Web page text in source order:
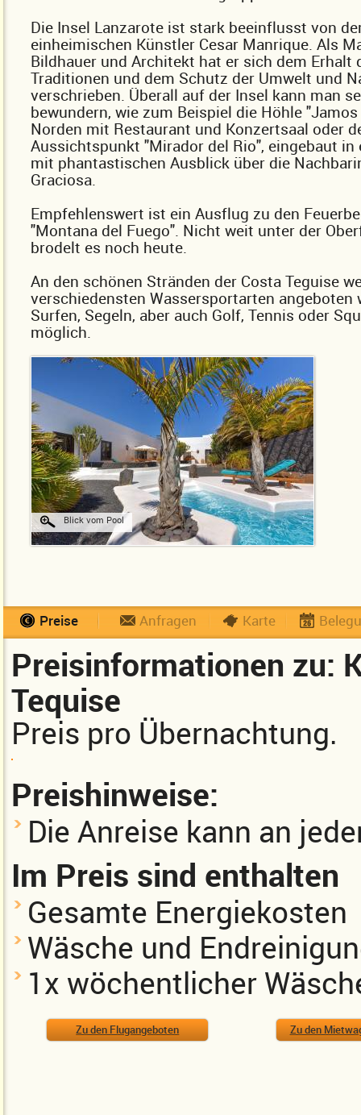
Die Insel Lanzarote ist stark beeinflusst von
einheimischen Künstler Cesar Manrique. Als
Bildhauer und Architekt hat er sich dem Erhalt
Traditionen und dem Schutz der Umwelt und
verschrieben. Überall auf der Insel kann man
bewundern, wie zum Beispiel die Höhle
Norden mit Restaurant und Konzertsaal oder
Aussichtspunkt "Mirador del Rio", eingebaut in
mit phantastischen Ausblick über die
Graciosa.
Empfehlenswert ist ein Ausflug zu den
"Montana del Fuego". Nicht weit unter der
brodelt es noch heute.
An den schönen Stränden der Costa Teguise
verschiedensten Wassersportarten angeboten
Surfen, Segeln, aber auch Golf, Tennis oder
möglich.
Blick vom Pool
Preise Anfragen Karte
Preisinformationen zu:
Tequise
Preis pro Übernachtung.
Preishinweise:
Die Anreise kann an
Im Preis sind enthalten
Gesamte Energiekosten
Wäsche und
1x wöchentlicher
Zu den Flugangeboten Zu den